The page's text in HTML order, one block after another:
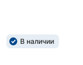
В наличии